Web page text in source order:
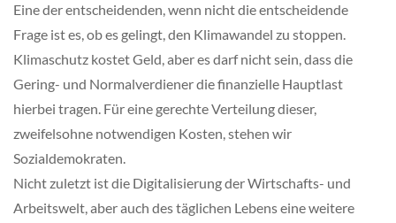
Eine der entscheidenden, wenn nicht die entscheidende
Frage ist es, ob es gelingt, den Klimawandel zu stoppen.
Klimaschutz kostet Geld, aber es darf nicht sein, dass die
Gering- und Normalverdiener die finanzielle Hauptlast
hierbei tragen. Für eine gerechte Verteilung dieser,
zweifelsohne notwendigen Kosten, stehen wir
Sozialdemokraten.
Nicht zuletzt ist die Digitalisierung der Wirtschafts- und
Arbeitswelt, aber auch des täglichen Lebens eine weitere